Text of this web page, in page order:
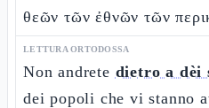
θεῶν τῶν ἐθνῶν τῶν
LETTURA ORTODOSSA
Non andrete dietro a dèi
dei popoli che vi stanno